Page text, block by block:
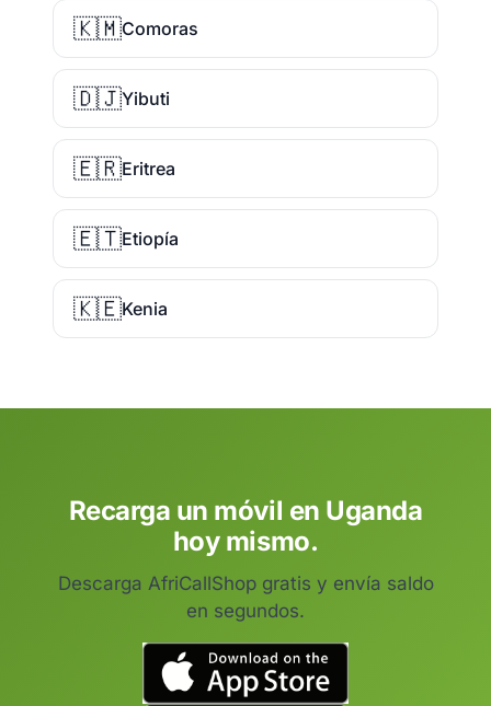
🇰🇲Comoras
🇩🇯Yibuti
🇪🇷Eritrea
🇪🇹Etiopía
🇰🇪Kenia
Recarga un móvil en Uganda
hoy mismo.
Descarga AfriCallShop gratis y envía saldo
en segundos.